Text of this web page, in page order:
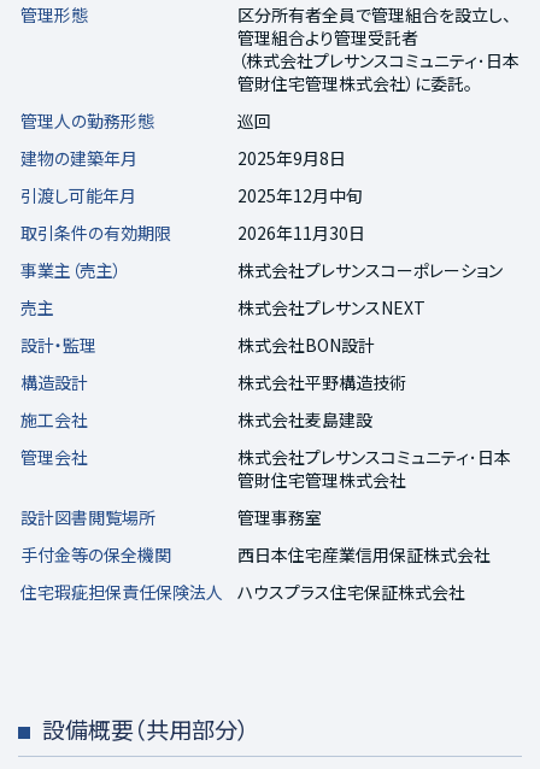
管理形態
区分所有者全員で管理組合を設立し、
管理組合より管理受託者
（株式会社プレサンスコミュニティ･日本
管財住宅管理株式会社）に委託。
管理人の勤務形態
巡回
建物の建築年月
2025年9月8日
引渡し可能年月
2025年12月中旬
取引条件の有効期限
2026年11月30日
事業主（売主）
株式会社プレサンスコーポレーション
売主
株式会社プレサンスNEXT
設計・監理
株式会社BON設計
構造設計
株式会社平野構造技術
施工会社
株式会社麦島建設
管理会社
株式会社プレサンスコミュニティ･日本
管財住宅管理株式会社
設計図書閲覧場所
管理事務室
手付金等の保全機関
西日本住宅産業信用保証株式会社
住宅瑕疵担保責任保険法人
ハウスプラス住宅保証株式会社
設備概要（共用部分）